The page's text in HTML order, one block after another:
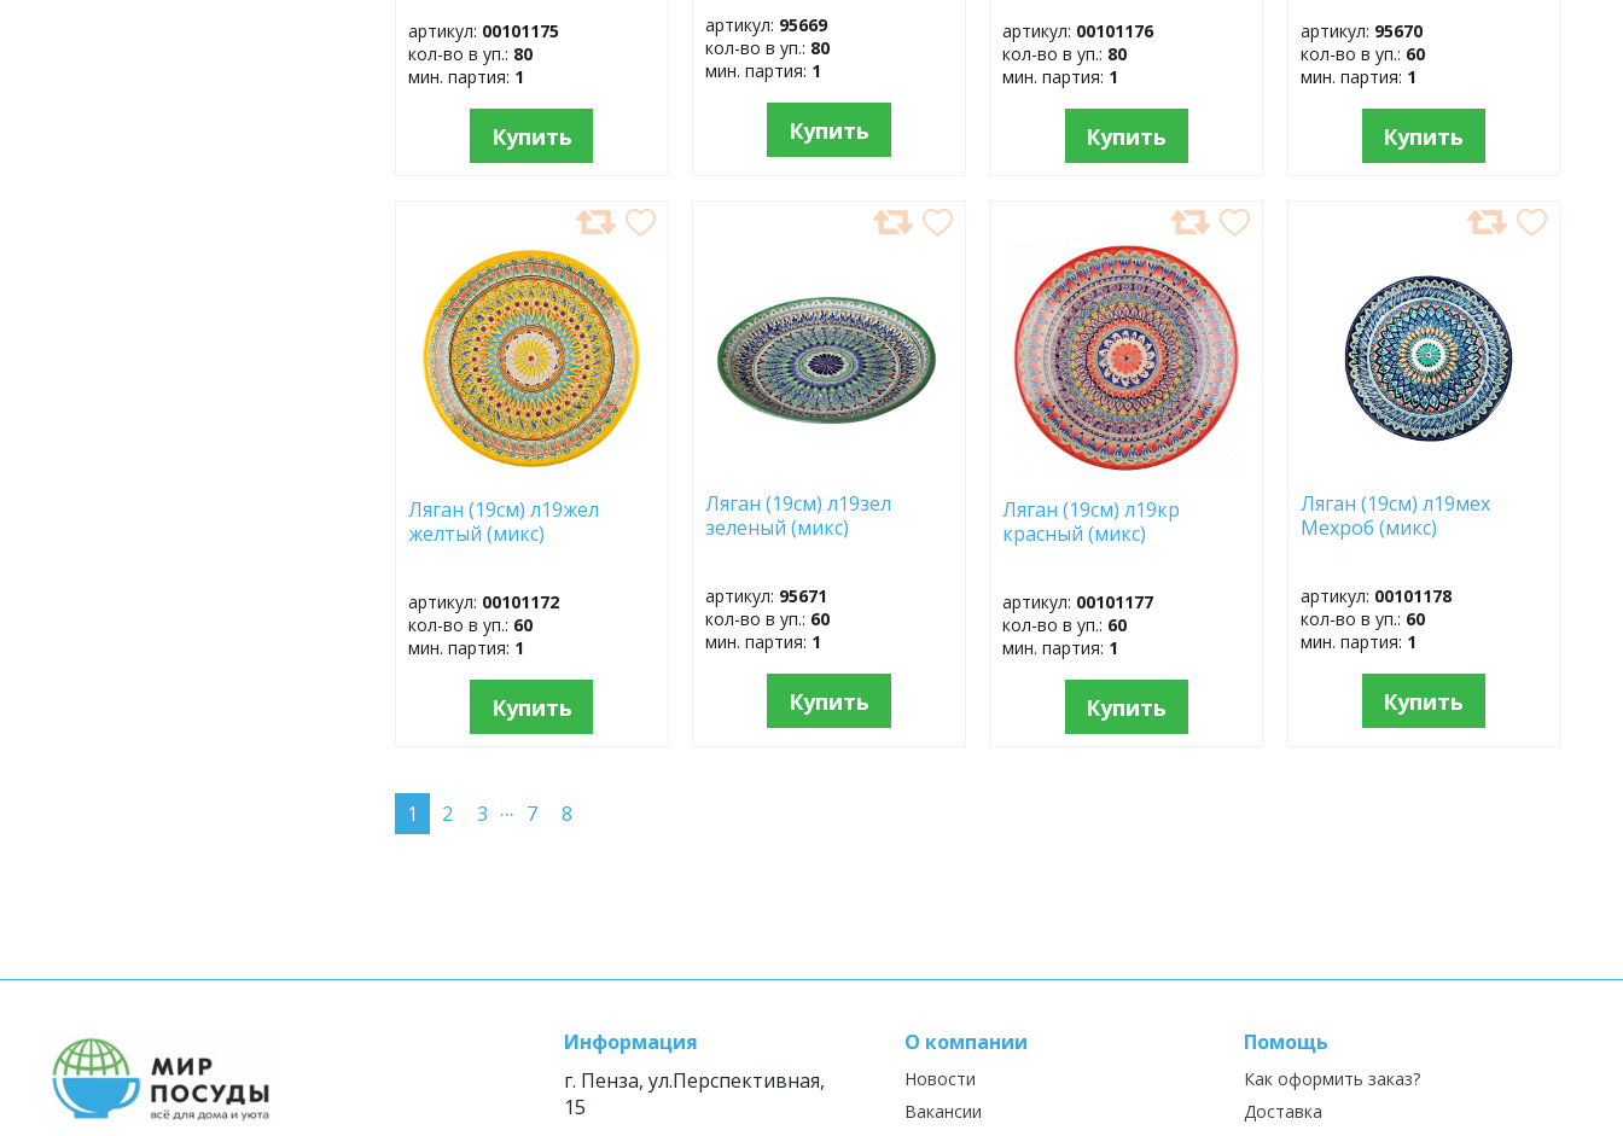
артикул: 00101175
кол-во в уп.: 80
мин. партия: 1
Купить
артикул: 95669
кол-во в уп.: 80
мин. партия: 1
Купить
артикул: 00101176
кол-во в уп.: 80
мин. партия: 1
Купить
артикул: 95670
кол-во в уп.: 60
мин. партия: 1
Купить
ИЗБРАННОЕ
Ляган (19см) л19жел
желтый (микс)
артикул: 00101172
кол-во в уп.: 60
мин. партия: 1
Купить
Ляган (19см) л19зел
зеленый (микс)
артикул: 95671
кол-во в уп.: 60
мин. партия: 1
Купить
ИЗБРАННОЕ
Ляган (19см) л19кр
красный (микс)
артикул: 00101177
кол-во в уп.: 60
мин. партия: 1
Купить
ИЗБРАННОЕ
Ляган (19см) л19мех
Мехроб (микс)
артикул: 00101178
кол-во в уп.: 60
мин. партия: 1
Купить
1 2 3 ... 7 8
Информация
г. Пенза, ул.Перспективная,
15
О компании
Новости
Вакансии
Помощь
Как оформить заказ?
Доставка